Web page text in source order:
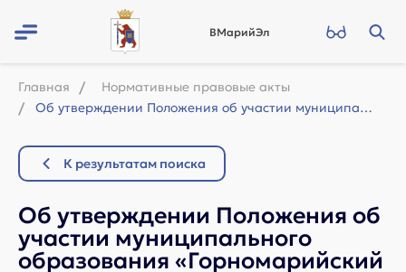
ВМарийЭл
Главная
Нормативные правовые акты
Об утверждении Положения об участии муниципального образования «Горномарийский м...
К результатам поиска
Об утверждении Положения об
участии муниципального
образования «Горномарийский